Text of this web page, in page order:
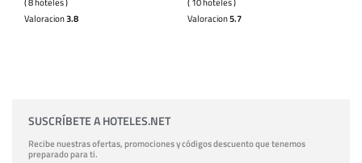
Valoracion3.8
Valoracion5.7
SUSCRÍBETE A HOTELES.NET
Recibe nuestras ofertas, promociones y códigos descuento que tenemos
preparado para ti.